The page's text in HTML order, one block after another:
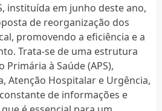
instituída em junho deste ano,
de reorganização dos
promovendo a eficiência e a
Trata-se de uma estrutura
Primária à Saúde (APS),
Atenção Hospitalar e Urgência,
de informações e